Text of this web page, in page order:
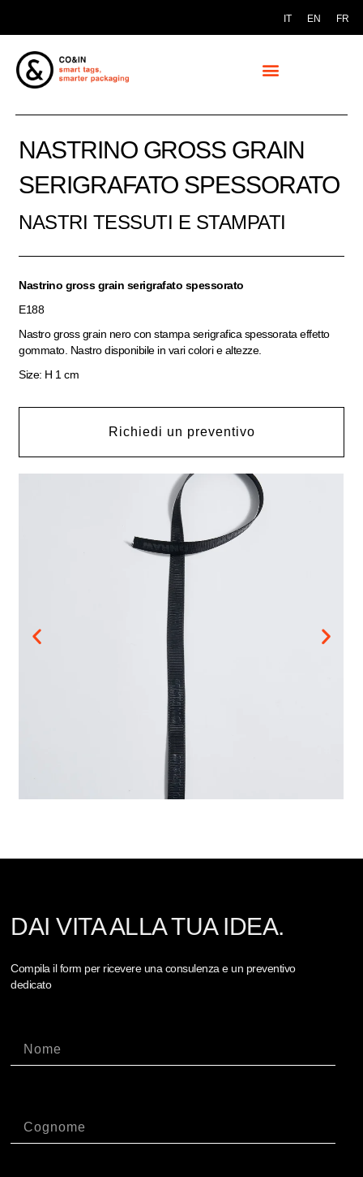
IT EN FR
NASTRINO GROSS GRAIN
SERIGRAFATO SPESSORATO
NASTRI TESSUTI E STAMPATI
Nastrino gross grain serigrafato spessorato
E188
Nastro gross grain nero con stampa serigrafica spessorata effetto
gommato. Nastro disponibile in vari colori e altezze.
Size: H 1 cm
Richiedi un preventivo
DAI VITA ALLA TUA IDEA.
Compila il form per ricevere una consulenza e un preventivo
dedicato